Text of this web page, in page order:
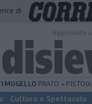
di
MUGELLO PRATO PISTOIA
Cultura e Spettacolo